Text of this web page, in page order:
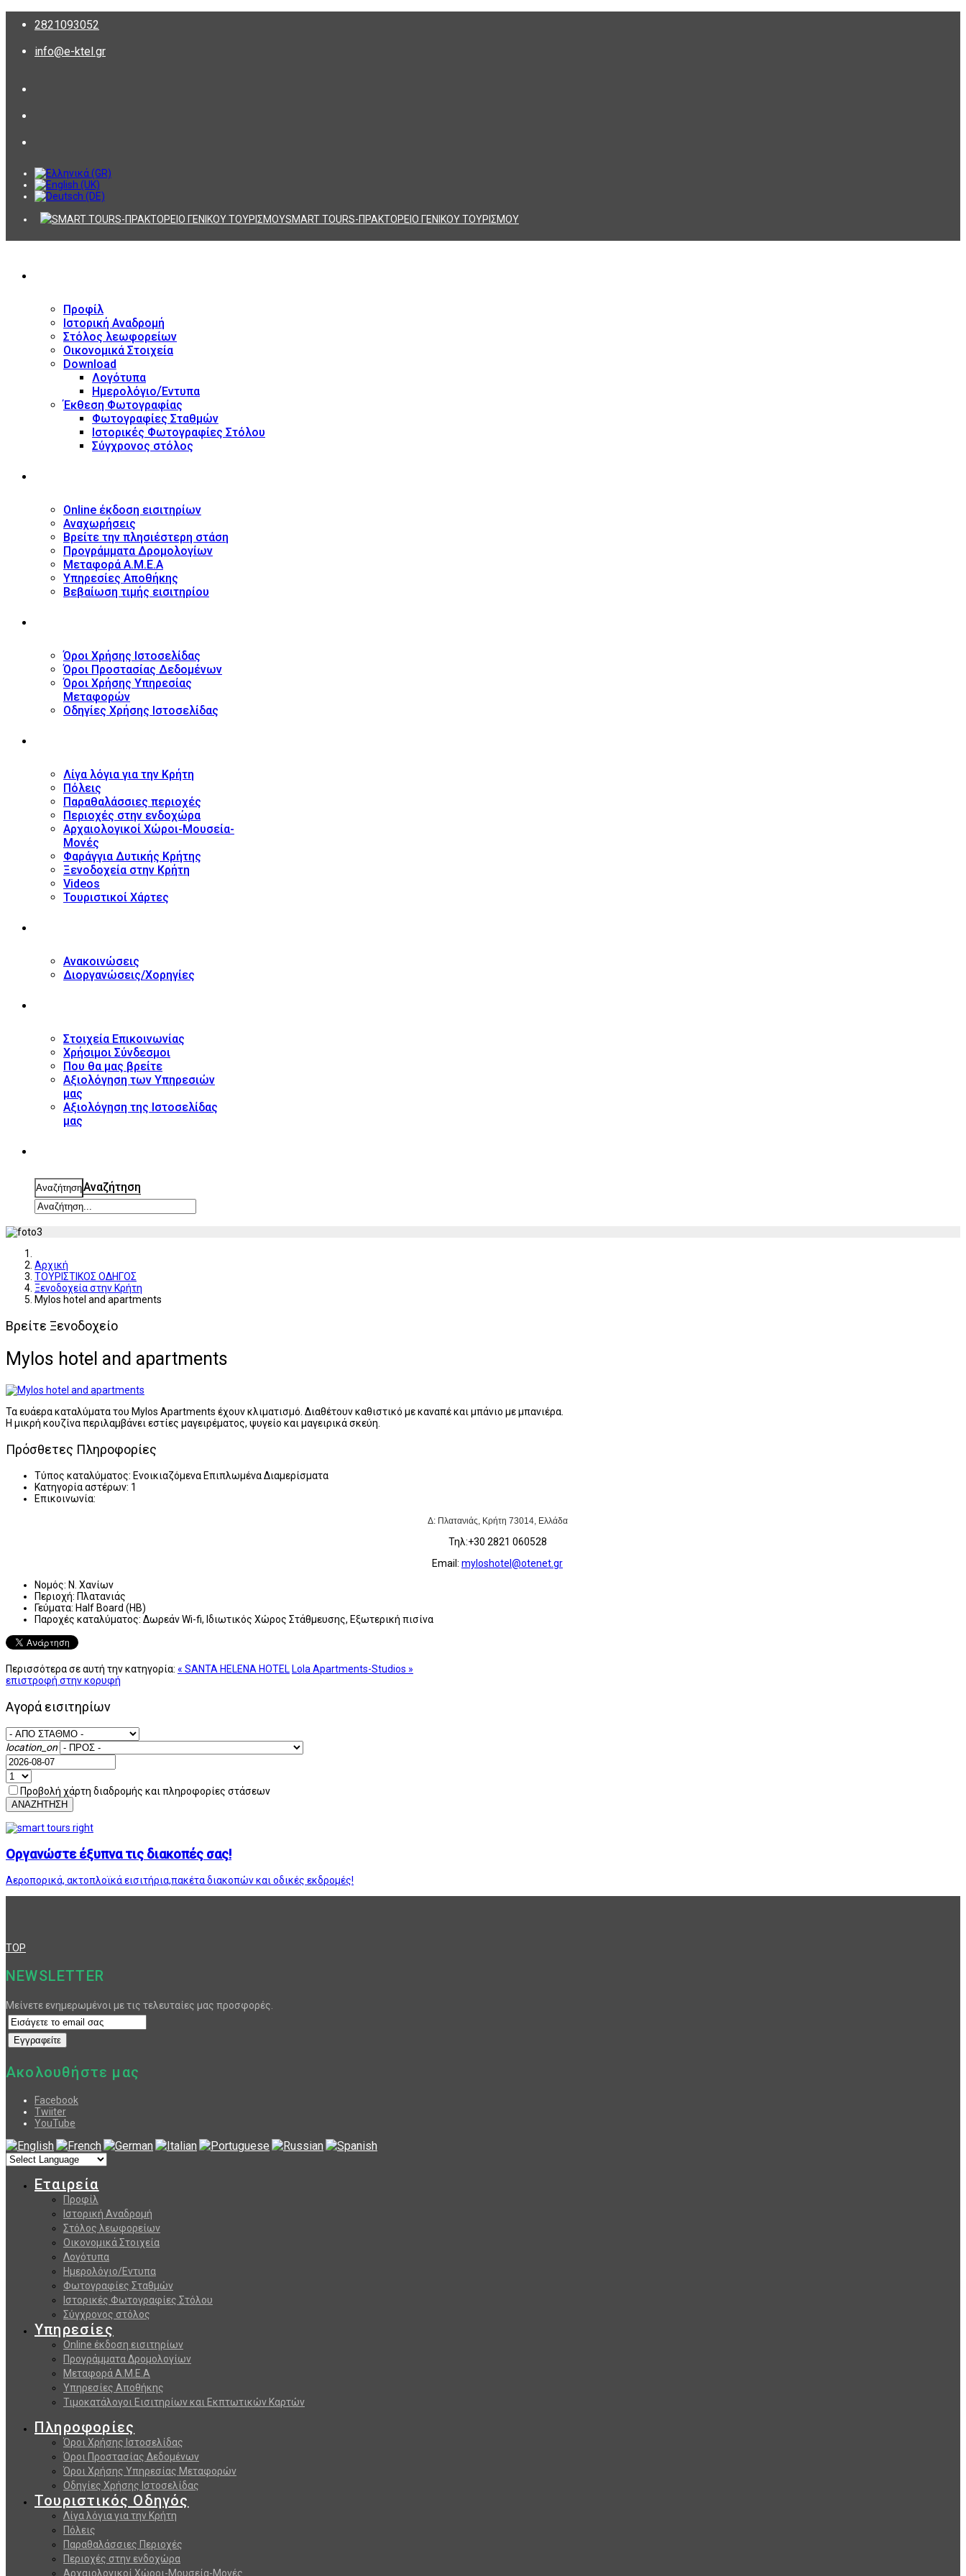
2821093052
info@e-ktel.gr
SMART TOURS-ΠΡΑΚΤΟΡΕΙΟ ΓΕΝΙΚΟΥ ΤΟΥΡΙΣΜΟΥ
Προφίλ
Ιστορική Αναδρομή
Στόλος λεωφορείων
Οικονομικά Στοιχεία
Download
Λογότυπα
Ημερολόγιο/Έντυπα
Έκθεση Φωτογραφίας
Φωτογραφίες Σταθμών
Ιστορικές Φωτογραφίες Στόλου
Σύγχρονος στόλος
Online έκδοση εισιτηρίων
Αναχωρήσεις
Βρείτε την πλησιέστερη στάση
Προγράμματα Δρομολογίων
Μεταφορά Α.Μ.Ε.Α
Υπηρεσίες Αποθήκης
Βεβαίωση τιμής εισιτηρίου
Όροι Χρήσης Ιστοσελίδας
Όροι Προστασίας Δεδομένων
Όροι Χρήσης Υπηρεσίας
Μεταφορών
Οδηγίες Χρήσης Ιστοσελίδας
Λίγα λόγια για την Κρήτη
Πόλεις
Παραθαλάσσιες περιοχές
Περιοχές στην ενδοχώρα
Αρχαιολογικοί Χώροι-Μουσεία-
Μονές
Φαράγγια Δυτικής Κρήτης
Ξενοδοχεία στην Κρήτη
Videos
Τουριστικοί Χάρτες
Ανακοινώσεις
Διοργανώσεις/Χορηγίες
Στοιχεία Επικοινωνίας
Χρήσιμοι Σύνδεσμοι
Που θα μας βρείτε
Αξιολόγηση των Υπηρεσιών
μας
Αξιολόγηση της Ιστοσελίδας
μας
ΑναζήτησηΑναζήτηση
Αρχική
ΤΟΥΡΙΣΤΙΚΟΣ ΟΔΗΓΟΣ
Ξενοδοχεία στην Κρήτη
Mylos hotel and apartments
Βρείτε Ξενοδοχείο
Mylos hotel and apartments
Τα ευάερα καταλύματα του Mylos Apartments έχουν κλιματισμό. Διαθέτουν καθιστικό με καναπέ και μπάνιο με μπανιέρα.
Η μικρή κουζίνα περιλαμβάνει εστίες μαγειρέματος, ψυγείο και μαγειρικά σκεύη.
Πρόσθετες Πληροφορίες
Τύπος καταλύματος: Ενοικιαζόμενα Επιπλωμένα Διαμερίσματα
Κατηγορία αστέρων: 1
Επικοινωνία:
Δ: Πλατανιάς , Κρήτη 73014, Ελλάδα
Τηλ:+30 2821 060528
Εmail: myloshotel@otenet.gr
Νομός: Ν. Χανίων
Περιοχή: Πλατανιάς
Γεύματα: Half Board (HB)
Παροχές καταλύματος: Δωρεάν Wi-fi, Ιδιωτικός Χώρος Στάθμευσης, Εξωτερική πισίνα
Περισσότερα σε αυτή την κατηγορία: « SANTA HELENA HOTEL Lola Apartments-Studios »
επιστροφή στην κορυφή
Αγορά εισιτηρίων
location_on
Προβολή χάρτη διαδρομής και πληροφορίες στάσεων
ΑΝΑΖΗΤΗΣΗ
Οργανώστε έξυπνα τις διακοπές σας!
Αεροπορικά, ακτοπλοϊκά εισιτήρια,πακέτα διακοπών και οδικές εκδρομές!
TOP
NEWSLETTER
Μείνετε ενημερωμένοι με τις τελευταίες μας προσφορές.
Ακολουθήστε μας
Facebook
Twiiter
YouTube
Εταιρεία
Προφίλ
Ιστορική Αναδρομή
Στόλος λεωφορείων
Οικονομικά Στοιχεία
Λογότυπα
Ημερολόγιο/Εντυπα
Φωτογραφίες Σταθμών
Ιστορικές Φωτογραφίες Στόλου
Σύγχρονος στόλος
Υπηρεσίες
Online έκδοση εισιτηρίων
Προγράμματα Δρομολογίων
Μεταφορά Α.Μ.Ε.Α
Υπηρεσίες Αποθήκης
Τιμοκατάλογοι Εισιτηρίων και Εκπτωτικών Καρτών
Πληροφορίες
Όροι Χρήσης Ιστοσελίδας
Όροι Προστασίας Δεδομένων
Όροι Χρήσης Υπηρεσίας Μεταφορών
Οδηγίες Χρήσης Ιστοσελίδας
Τουριστικός Οδηγός
Λίγα λόγια για την Κρήτη
Πόλεις
Παραθαλάσσιες Περιοχές
Περιοχές στην ενδοχώρα
Αρχαιολογικοί Χώροι-Μουσεία-Μονές